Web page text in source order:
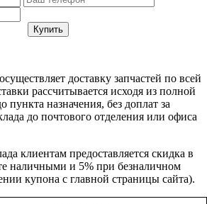
доставку запчастей по всей
рассчитывается исходя из полной
пункта назначения, без доплат за
до почтового отделения или офиса
клиентам предоставляется скидка в
наличными и 5% при безналичном
купона с главной страницы сайта).